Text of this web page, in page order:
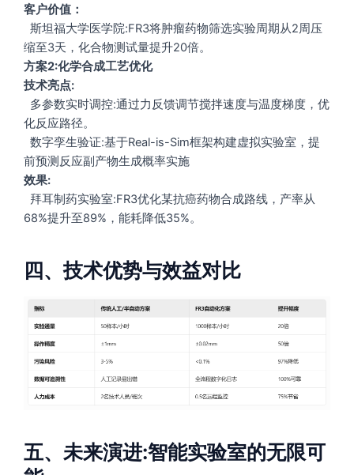
客户价值：
斯坦福大学医学院:FR3将肿瘤药物筛选实验周期从2周压
缩至3天，化合物测试量提升20倍。
方案2:化学合成工艺优化
技术亮点:
多参数实时调控:通过力反馈调节搅拌速度与温度梯度，优
化反应路径。
数字孪生验证:基于Real-is-Sim框架构建虚拟实验室，提
前预测反应副产物生成概率实施
效果:
拜耳制药实验室:FR3优化某抗癌药物合成路线，产率从
68%提升至89%，能耗降低35%。
四、技术优势与效益对比
五、未来演进:智能实验室的无限可